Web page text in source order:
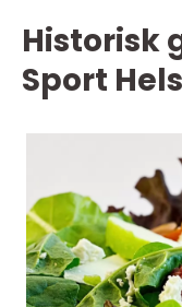
Historisk
Sport